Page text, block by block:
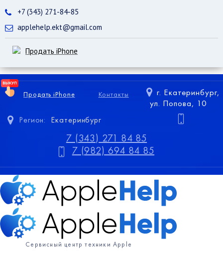
+7 (343) 271-84-85
applehelp.ekt@gmail.com
Продать iPhone
Продать iPhone Контакты
Регион: Екатеринбург
г. Екатеринбург,
ул. Попова, 10
7 (343) 271 84 85
7 (982) 694 84 85
Сервисный центр техники Apple